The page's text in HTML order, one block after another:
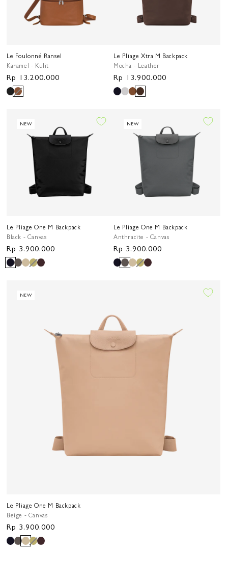
Le Foulonné Ransel
Karamel - Kulit
Harga
reguler
Rp 13.200.000
Le Pliage Xtra M Backpack
Mocha - Leather
Harga
reguler
Rp 13.900.000
NEW
Le Pliage One M Backpack
Black - Canvas
Harga
reguler
Rp 3.900.000
NEW
Le Pliage One M Backpack
Anthracite - Canvas
Harga
reguler
Rp 3.900.000
NEW
Le Pliage One M Backpack
Beige - Canvas
Harga
reguler
Rp 3.900.000